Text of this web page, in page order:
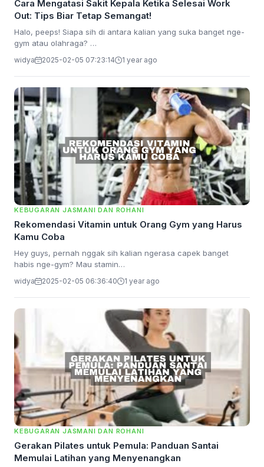
Cara Mengatasi Sakit Kepala Ketika Selesai Work
Out: Tips Biar Tetap Semangat!
Halo, peeps! Siapa sih di antara kalian yang suka banget nge-
gym atau olahraga? …
widya 2025-02-05 07:23:14 1 year ago
KEBUGARAN JASMANI DAN ROHANI
Rekomendasi Vitamin untuk Orang Gym yang Harus
Kamu Coba
Hey guys, pernah nggak sih kalian ngerasa capek banget
habis nge-gym? Mau stamin…
widya 2025-02-05 06:36:40 1 year ago
KEBUGARAN JASMANI DAN ROHANI
Gerakan Pilates untuk Pemula: Panduan Santai
Memulai Latihan yang Menyenangkan